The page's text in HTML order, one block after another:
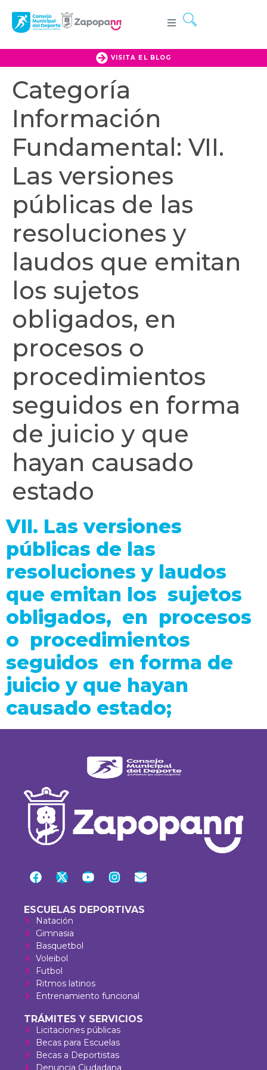
VISITA EL BLOG
Categoría
Información
Fundamental: VII.
Las versiones
públicas de las
resoluciones y
laudos que emitan
los sujetos
obligados, en
procesos o
procedimientos
seguidos en forma
de juicio y que
hayan causado
estado
VII. Las versiones
públicas de las
resoluciones y laudos
que emitan los sujetos
obligados, en procesos
o procedimientos
seguidos en forma de
juicio y que hayan
causado estado;
ESCUELAS DEPORTIVAS
Natación
Gimnasia
Basquetbol
Voleibol
Futbol
Ritmos latinos
Entrenamiento funcional
TRÁMITES Y SERVICIOS
Licitaciones públicas
Becas para Escuelas
Becas a Deportistas
Denuncia Ciudadana